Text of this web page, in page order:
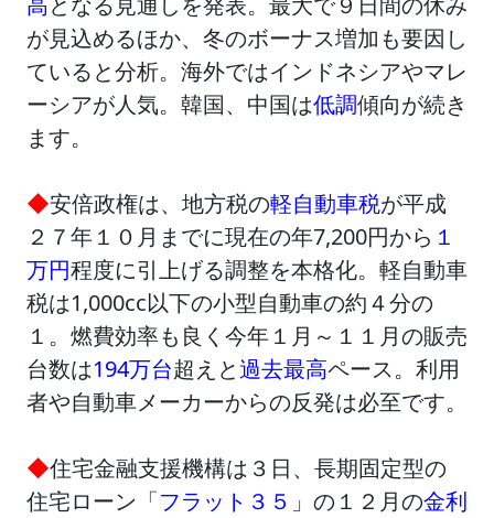
が見込めるほか、冬のボーナス増加も要因し
ていると分析。海外ではインドネシアやマレ
ーシアが人気。韓国、中国は低調傾向が続き
ます。
◆安倍政権は、地方税の軽自動車税が平成
２７年１０月までに現在の年7,200円から １
万円程度に引上げる調整を本格化。軽自動車
税は1,000cc以下の小型自動車の約４分の
１。燃費効率も良く今年１月～１１月の販売
台数は194万台超えと過去最高ペース。利用
者や自動車メーカーからの反発は必至です。
◆住宅金融支援機構は３日、長期固定型の
住宅ローン「フラット３５ 」の１２月の金利